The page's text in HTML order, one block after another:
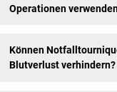
Operationen
Können
Blutverlust verhindern?